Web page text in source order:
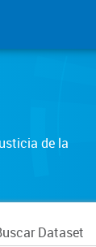
de la